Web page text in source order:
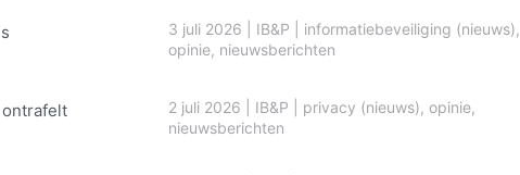
3 juli 2026 IB&P informatiebeveiliging (nieuws),
opinie, nieuwsberichten
2 juli 2026 IB&P privacy (nieuws), opinie,
nieuwsberichten